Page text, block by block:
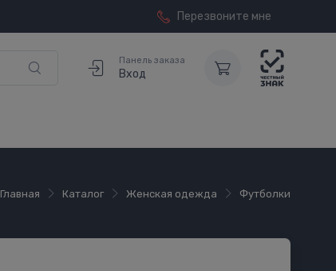
Перезвоните мне
Панель заказа
Вход
Главная Каталог Женская одежда Футболки